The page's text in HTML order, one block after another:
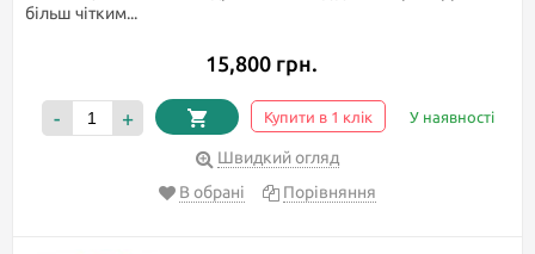
більш чітким...
15,800 грн.
- + Купити в 1 клік У наявності
Швидкий огляд
В обрані
Порівняння